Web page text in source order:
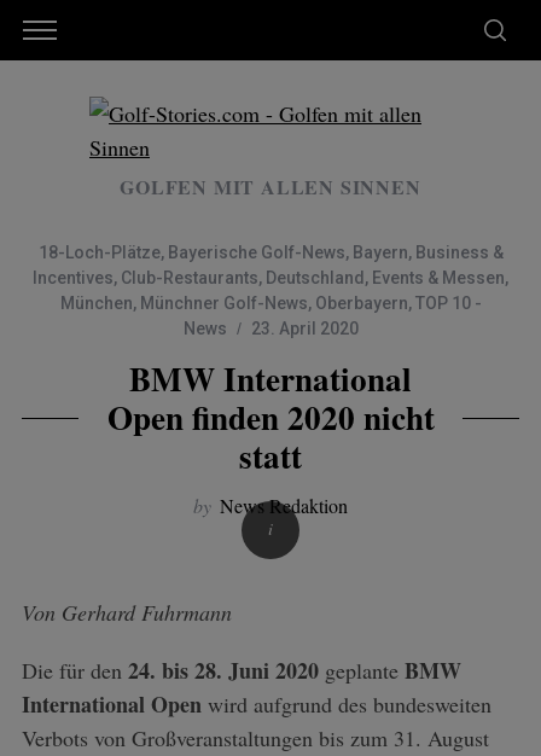
GOLFEN MIT ALLEN SINNEN
18-Loch-Plätze, Bayerische Golf-News, Bayern, Business &
Incentives, Club-Restaurants, Deutschland , Events & Messen,
München, Münchner Golf-News, Oberbayern,TOP 10 -
News
23. April 2020
BMW International
Open finden 2020 nicht
statt
by News Redaktion
Von Gerhard Fuhrmann
Die für den 24. bis 28. Juni 2020geplanteBMW
International Openwird aufgrund des bundesweiten
Verbots von Großveranstaltungen bis zum 31. August